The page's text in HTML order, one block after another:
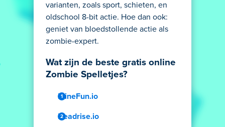
varianten, zoals sport, schieten, en
oldschool 8-bit actie. Hoe dan ook:
geniet van bloedstollende actie als
zombie-expert.
Wat zijn de beste gratis online
Zombie Spelletjes?
MineFun.io
Deadrise.io